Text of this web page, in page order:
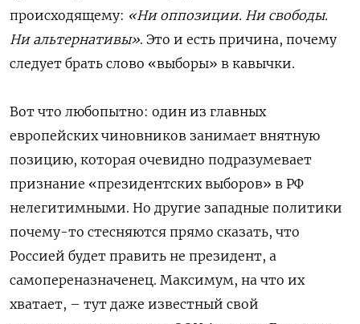
происходящему: «Ни оппозиции. Ни свободы.
Ни альтернативы». Это и есть причина, почему
следует брать слово «выборы» в кавычки.
Вот что любопытно: один из главных
европейских чиновников занимает внятную
позицию, которая очевидно подразумевает
признание «президентских выборов» в РФ
нелегитимными. Но другие западные политики
почему-то стесняются прямо сказать, что
Россией будет править не президент, а
самопереназначенец. Максимум, на что их
хватает, – тут даже известный свой